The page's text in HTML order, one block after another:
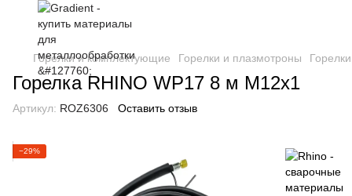
Горелки и комплектующие Горелки и плазмотроны
Горелка RHINO WP17 8 м M12x1
Артикул: ROZ6306 Оставить отзыв
−29%